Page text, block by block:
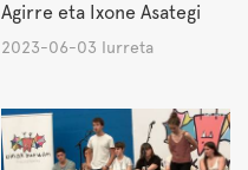
Agirre eta Ixone Asategi
2023-06-03 Iurreta